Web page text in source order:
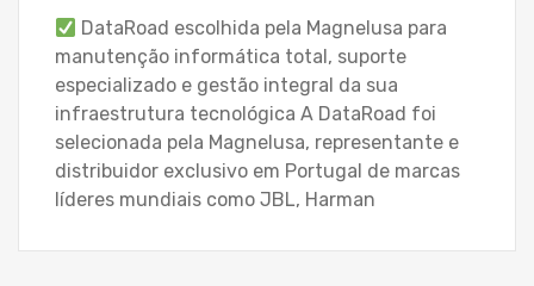
DataRoad escolhida pela Magnelusa para
manutenção informática total, suporte
especializado e gestão integral da sua
infraestrutura tecnológica A DataRoad foi
selecionada pela Magnelusa, representante e
distribuidor exclusivo em Portugal de marcas
líderes mundiais como JBL, Harman